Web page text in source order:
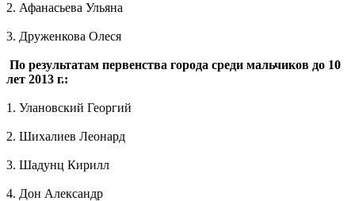
2. Афанасьева Ульяна
3. Друженкова Олеся
По результатам первенства города среди мальчиков до 10
лет 2013 г.:
1. Улановский Георгий
2. Шихалиев Леонард
3. Шадунц Кирилл
4. Дон Александр